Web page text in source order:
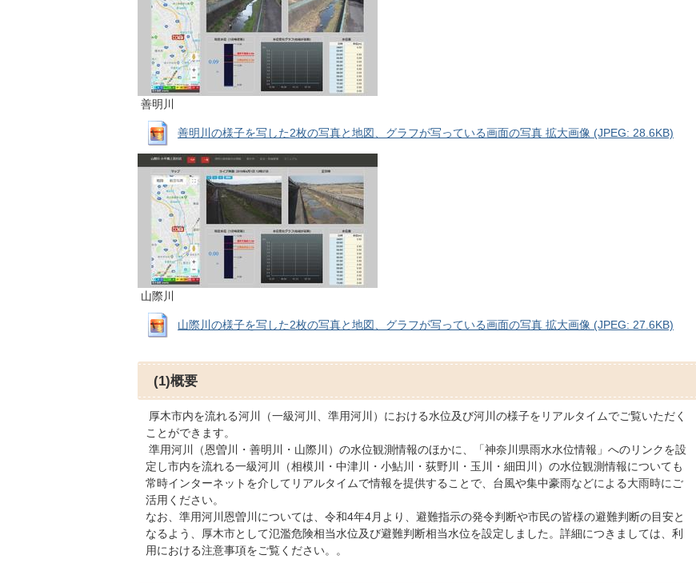
善明川
善明川の様子を写した2枚の写真と地図、グラフが写っている画面の写真 拡大画像 (JPEG: 28.6KB)
山際川
山際川の様子を写した2枚の写真と地図、グラフが写っている画面の写真 拡大画像 (JPEG: 27.6KB)
(1)概要
厚木市内を流れる河川（一級河川、準用河川）における水位及び河川の様子をリアルタイムでご覧いただく
ことができます。
準用河川（恩曽川・善明川・山際川）の水位観測情報のほかに、「神奈川県雨水水位情報」へのリンクを設
定し市内を流れる一級河川（相模川・中津川・小鮎川・荻野川・玉川・細田川）の水位観測情報についても
常時インターネットを介してリアルタイムで情報を提供することで、台風や集中豪雨などによる大雨時にご
活用ください。
なお、準用河川恩曽川については、令和4年4月より、避難指示の発令判断や市民の皆様の避難判断の目安と
なるよう、厚木市として氾濫危険相当水位及び避難判断相当水位を設定しました。詳細につきましては、利
用における注意事項をご覧ください。。